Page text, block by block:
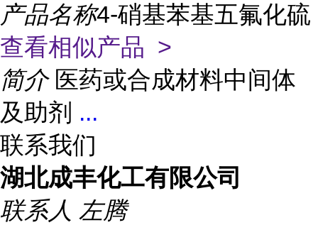
产品名称4-硝基苯基五氟化硫
查看相似产品 >
简介 医药或合成材料中间体
及助剂 ...
联系我们
湖北成丰化工有限公司
联系人 左腾